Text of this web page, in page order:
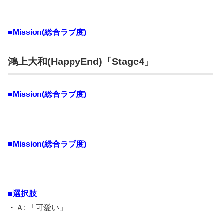
■Mission(総合ラブ度)
鴻上大和(HappyEnd)「Stage4」
■Mission(総合ラブ度)
■Mission(総合ラブ度)
■選択肢
・Ａ: 「可愛い」